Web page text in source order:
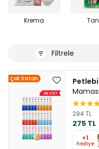
Krema
Filtrele
Çok Satan Petlebi
294 TL
275 TL
+1
hediye